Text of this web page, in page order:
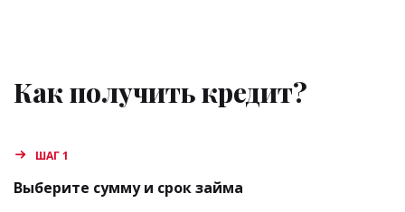
Как получить кредит?
ШАГ 1
Выберите сумму и срок займа